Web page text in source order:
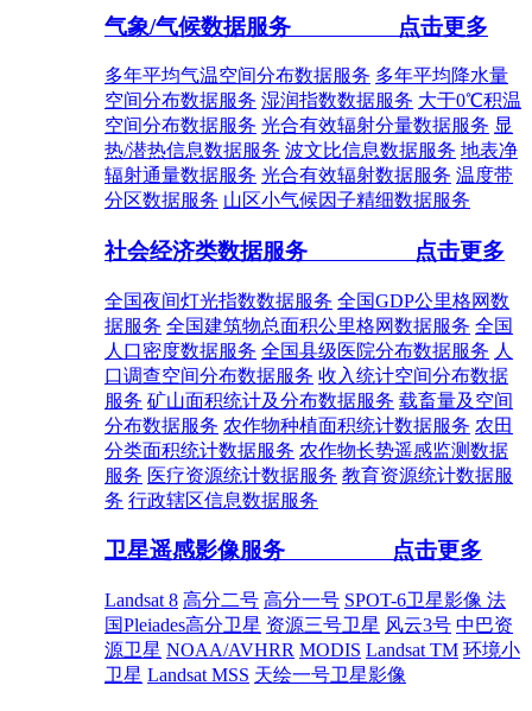
气象/气候数据服务 点击更多
多年平均气温空间分布数据服务 多年平均降水量
空间分布数据服务 湿润指数数据服务 大于0℃积温
空间分布数据服务 光合有效辐射分量数据服务 显
热/潜热信息数据服务 波文比信息数据服务 地表净
辐射通量数据服务 光合有效辐射数据服务 温度带
分区数据服务 山区小气候因子精细数据服务
社会经济类数据服务 点击更多
全国夜间灯光指数数据服务 全国GDP公里格网数
据服务 全国建筑物总面积公里格网数据服务 全国
人口密度数据服务 全国县级医院分布数据服务 人
口调查空间分布数据服务 收入统计空间分布数据
服务 矿山面积统计及分布数据服务 载畜量及空间
分布数据服务 农作物种植面积统计数据服务 农田
分类面积统计数据服务 农作物长势遥感监测数据
服务 医疗资源统计数据服务 教育资源统计数据服
务 行政辖区信息数据服务
卫星遥感影像服务 点击更多
Landsat 8 高分二号 高分一号 SPOT-6卫星影像 法
国Pleiades高分卫星 资源三号卫星 风云3号 中巴资
源卫星 NOAA/AVHRR MODIS Landsat TM 环境小
卫星 Landsat MSS 天绘一号卫星影像